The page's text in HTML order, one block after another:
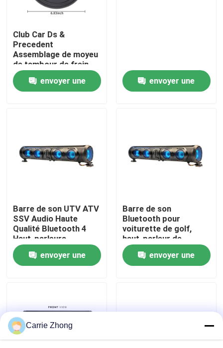
Maison
Produits
Visite d'usine
Contact USA
Nouvelles
Enjoliveurs de chariot de golf
Tableau de bord de chariot de golf
Club Car Ds &
Precedent
Assemblage de moyeu
de tambour de frein
OEM
envoyer une envoyer une
Barre de son UTV ATV
SSV Audio Haute
Qualité Bluetooth 4
Haut-parleurs
Télécommande
Étanche IP66 USB
envoyer une
Barre de son
Bluetooth pour
voiturette de golf,
haut-parleur de
subwoofer, tweeter,
squawker, USB/Aux,
qualité marine IP66
envoyer une
Carrie Zhong